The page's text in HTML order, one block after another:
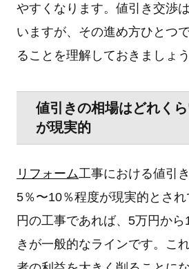
やすくなります。値引き交渉
いますが、その進め方ひとつ
ることを理解しておきましょう
値引きの相場はどれく
が現実的
リフォーム工事における値引
5％〜10％程度が現実的とさ
円の工事であれば、5万円から
きが一般的なラインです。こ